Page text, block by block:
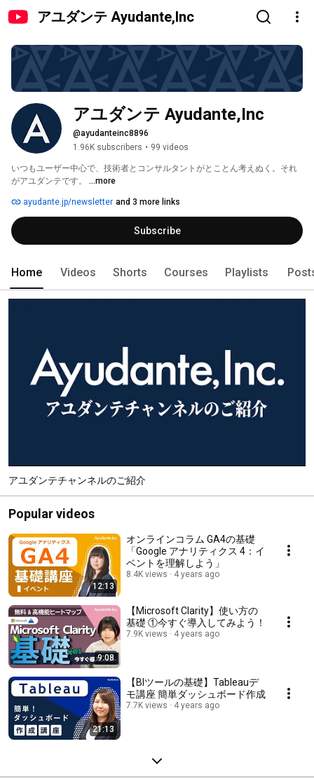
アユダンテ Ayudante,Inc
アユダンテ Ayudante,Inc
@ayudanteinc8896
1.96K subscribers • 99 videos
いつもユーザー中心で、技術者とコンサルタントがとことん考えぬく。それ
がアユダンテです。 ...more
ayudante.jp/newsletter and 3 more links
Subscribe
Home Videos Shorts Courses Playlists
アユダンテチャンネルのご紹介
Popular videos
12:13
オンラインコラム GA4の基礎
「Google アナリティクス 4：イ
ベントを理解しよう」
8.4K views 4 years ago
9:08
【Microsoft Clarity】使い方の
基礎 ①今すぐ導入してみよう！
7.9K views 4 years ago
21:13
【BIツールの基礎】Tableauデ
モ講座 簡単ダッシュボード作成
7.7K views 4 years ago